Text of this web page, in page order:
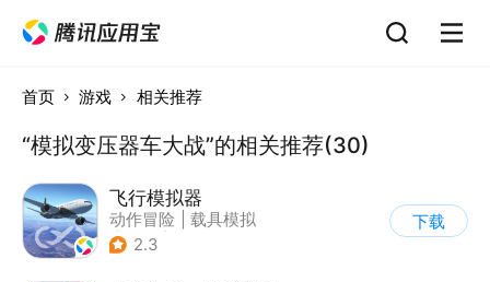
首页 游戏 相关推荐
“模拟变压器车大战”的相关推荐(30)
飞行模拟器
动作冒险
载具模拟
| 飞机
2.3
下载